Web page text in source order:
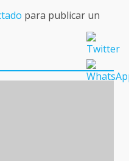
para publicar un